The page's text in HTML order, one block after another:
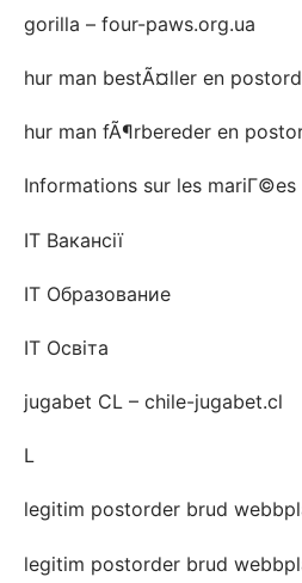
gorilla – four-paws.org.ua
hur man bestÃ¤ller en
hur man fÃ¶rbereder en
Informations sur les
IT Вакансії
IT Образование
IT Освіта
jugabet CL – chile-jugabet.cl
L
legitim postorder brud
legitim postorder brud